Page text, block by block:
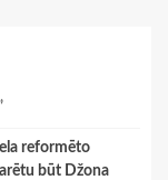
”
reformēto
būt Džona